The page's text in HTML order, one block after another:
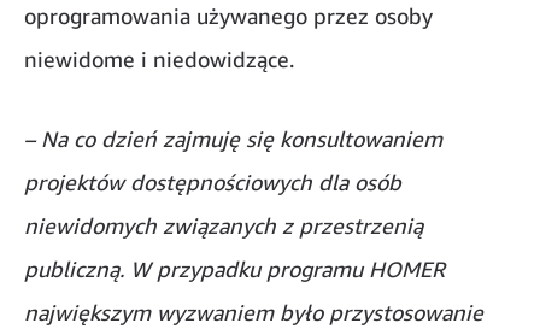
oprogramowania używanego przez osoby
niewidome i niedowidzące.
– Na co dzień zajmuję się konsultowaniem
projektów dostępnościowych dla osób
niewidomych związanych z przestrzenią
publiczną. W przypadku programu HOMER
największym wyzwaniem było przystosowanie